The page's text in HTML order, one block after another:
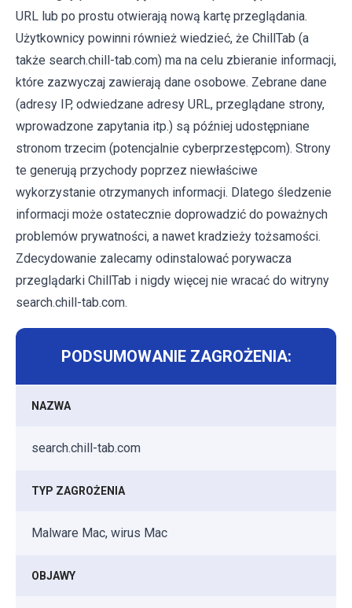
URL lub po prostu otwierają nową kartę przeglądania.
Użytkownicy powinni również wiedzieć, że ChillTab (a
także search.chill-tab.com) ma na celu zbieranie informacji,
które zazwyczaj zawierają dane osobowe. Zebrane dane
(adresy IP, odwiedzane adresy URL, przeglądane strony,
wprowadzone zapytania itp.) są później udostępniane
stronom trzecim (potencjalnie cyberprzestępcom). Strony
te generują przychody poprzez niewłaściwe
wykorzystanie otrzymanych informacji. Dlatego śledzenie
informacji może ostatecznie doprowadzić do poważnych
problemów prywatności, a nawet kradzieży tożsamości.
Zdecydowanie zalecamy odinstalować porywacza
przeglądarki ChillTab i nigdy więcej nie wracać do witryny
search.chill-tab.com.
PODSUMOWANIE ZAGROŻENIA:
NAZWA
search.chill-tab.com
TYP ZAGROŻENIA
Malware Mac, wirus Mac
OBJAWY